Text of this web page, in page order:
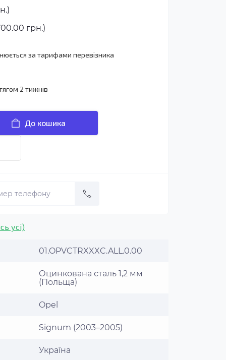
грн.)
за тарифами перевізника
2 тижнів
До кошика
усі)
01.OPVCTRXXXC.ALL.0.00
Оцинкована сталь 1,2 мм
(Польща)
Opel
Signum (2003–2005)
Україна